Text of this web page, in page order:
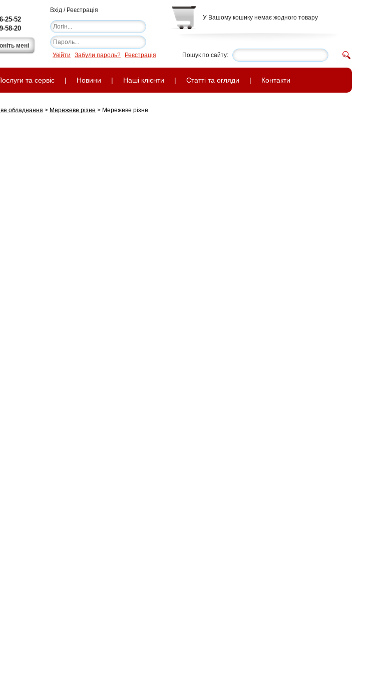
25-52
58-20
мені
У Вашому кошику немає жодного товару
Пошук по сайту:
Вхід / Реєстрація
Увійти Забули пароль? Реєстрація
та сервіс | Новини | Наші клієнти | Статті та огляди | Контакти
обладнання > Мережеве різне > Мережеве різне